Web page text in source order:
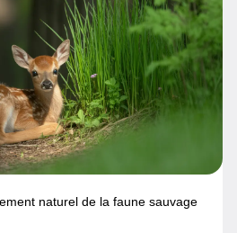
naturel de la faune sauvage